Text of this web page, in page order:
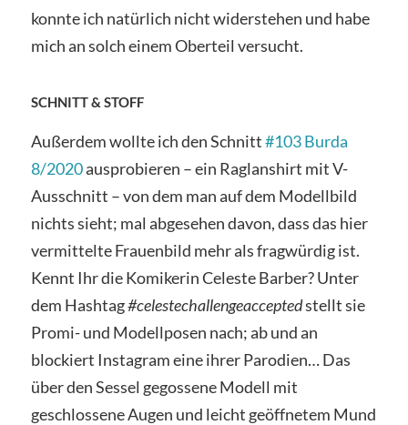
konnte ich natürlich nicht widerstehen und habe
mich an solch einem Oberteil versucht.
SCHNITT & STOFF
Außerdem wollte ich den Schnitt#103 Burda
8/2020ausprobieren – ein Raglanshirt mit V-
Ausschnitt – von dem man auf dem Modellbild
nichts sieht; mal abgesehen davon, dass das hier
vermittelte Frauenbild mehr als fragwürdig ist.
Kennt Ihr die Komikerin Celeste Barber? Unter
dem Hashtag#celestechallengeacceptedstellt sie
Promi- und Modellposen nach; ab und an
blockiert Instagram eine ihrer Parodien… Das
über den Sessel gegossene Modell mit
geschlossene Augen und leicht geöffnetem Mund